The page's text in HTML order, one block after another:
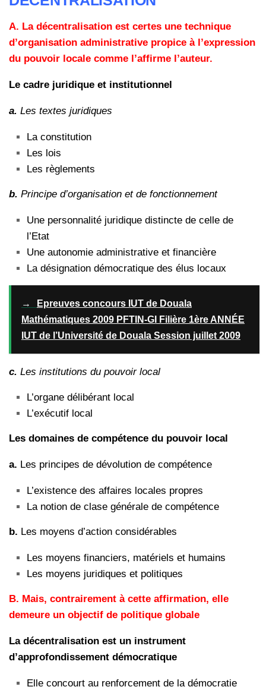
A. La décentralisation est certes une technique
d’organisation administrative propice à l’expression
du pouvoir locale comme l’affirme l’auteur.
Le cadre juridique et institutionnel
a. Les textes juridiques
La constitution
Les lois
Les règlements
b. Principe d’organisation et de fonctionnement
Une personnalité juridique distincte de celle de
l’Etat
Une autonomie administrative et financière
La désignation démocratique des élus locaux
→
Epreuves concours IUT de Douala
Mathématiques 2009 PFTIN-GI Filière 1ère ANNÉE
IUT de l’Université de Douala Session juillet 2009
c. Les institutions du pouvoir local
L’organe délibérant local
L’exécutif local
Les domaines de compétence du pouvoir local
a. Les principes de dévolution de compétence
L’existence des affaires locales propres
La notion de clase générale de compétence
b. Les moyens d’action considérables
Les moyens financiers, matériels et humains
Les moyens juridiques et politiques
B. Mais, contrairement à cette affirmation, elle
demeure un objectif de politique globale
La décentralisation est un instrument
d’approfondissement démocratique
Elle concourt au renforcement de la démocratie